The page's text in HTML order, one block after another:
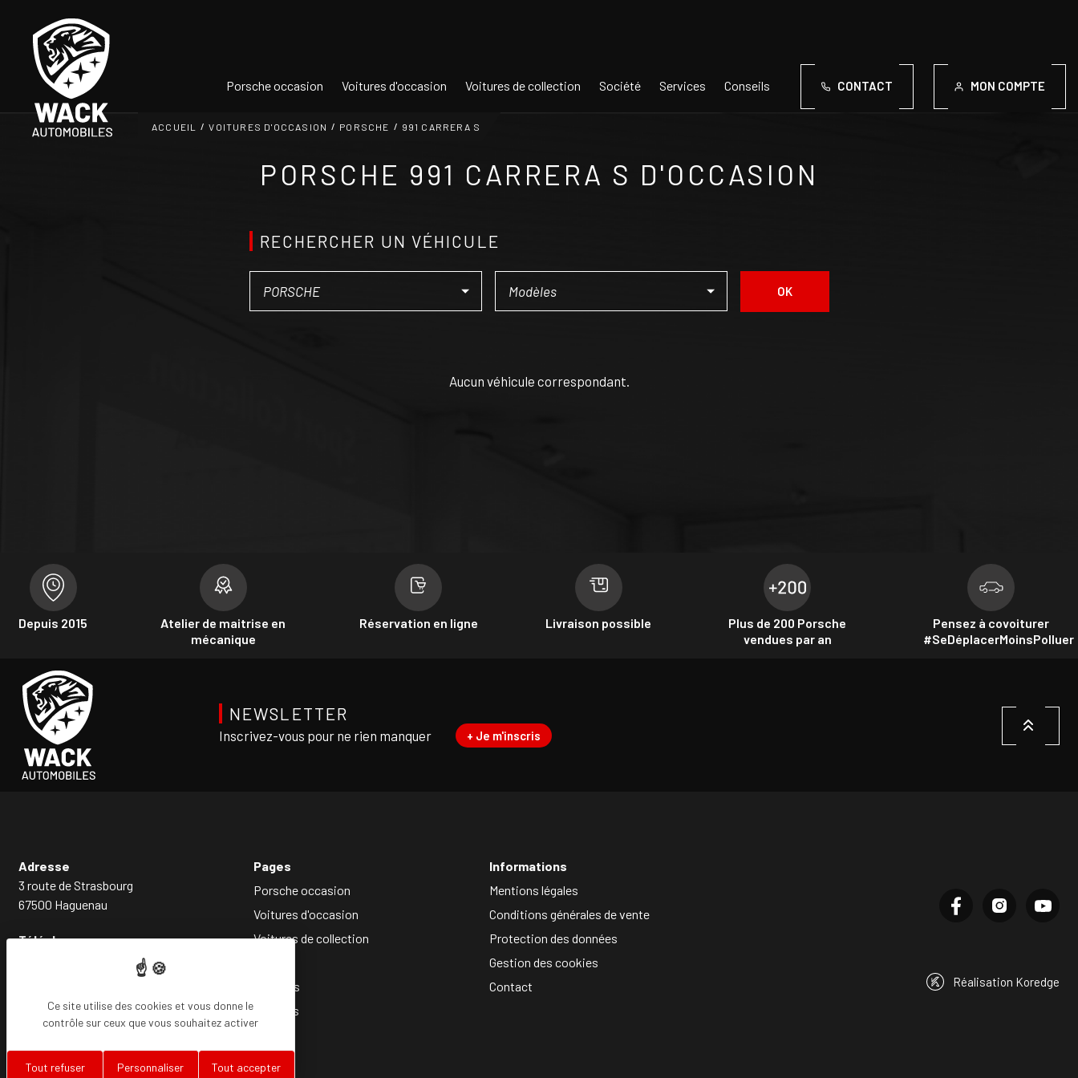
Ce site utilise des cookies et vous donne le
contrôle sur ceux que vous souhaitez activer
Tout accepter
Tout refuser Personnaliser
Porsche occasion Voitures d'occasion Voitures de collection Société Services Conseils CONTACT MON COMPTE
ACCUEIL VOITURES D'OCCASION PORSCHE 991 CARRERA S
PORSCHE 991 CARRERA S D'OCCASION
RECHERCHER UN VÉHICULE
OK
Aucun véhicule correspondant.
Depuis 2015
Atelier de maitrise en
mécanique
Réservation en ligne Livraison possible
Plus de 200 Porsche
vendues par an
Pensez à covoiturer
#SeDéplacerMoinsPolluer
NEWSLETTER
Inscrivez-vous pour ne rien manquer + Je m'inscris
Adresse
3 route de Strasbourg
67500 Haguenau
Téléphone
Pages
Porsche occasion
Voitures d'occasion
Voitures de collection
Services
Conseils
Informations
Mentions légales
Conditions générales de vente
Protection des données
Gestion des cookies
Contact
Réalisation Koredge